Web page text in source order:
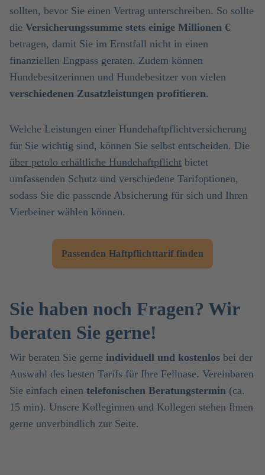
sollten, bevor Sie einen Vertrag unterschreiben. So sollte
die Versicherungssumme stets einige Millionen €
betragen, damit Sie im Ernstfall nicht in einen
finanziellen Engpass geraten. Zudem können
Hundebesitzerinnen und Hundebesitzer von vielen
verschiedenen Zusatzleistungen profitieren.
Welche Leistungen einer Hundehaftpflichtversicherung
für Sie wichtig sind, können Sie selbst entscheiden. Die
über petolo erhältliche Hundehaftpflicht bietet
umfassenden Schutz und verschiedene Tarifoptionen,
sodass Sie die passende Absicherung für sich und Ihren
Vierbeiner wählen können.
Passenden Haftpflichttarif finden
Sie haben noch Fragen? Wir
beraten Sie gerne!
Wir beraten Sie gerne individuell und kostenlos bei der
Auswahl des besten Tarifs für Ihre Fellnase. Vereinbaren
Sie einfach einen telefonischen Beratungstermin (ca.
15 min). Unsere Kolleginnen und Kollegen stehen Ihnen
gerne unverbindlich zur Seite.